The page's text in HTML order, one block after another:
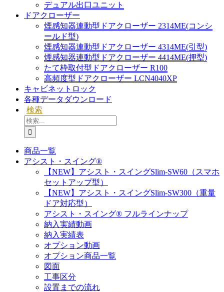
デュアル出口ユニット
ドアクローザー
煙感知器連動型ドアクローザー 2314ME(コンシ
ールド型)
煙感知器連動型ドアクローザー 4314ME(引型)
煙感知器連動型ドアクローザー 4414ME(押型)
たて枠取付型ドアクローザー R100
高頻度型ドアクローザー LCN4040XP
キャビネットロック
各種データダウンロード
検索
検
索
…
商品一覧
アシスト・スイング®
【NEW】アシスト・スイングSlim-SW60（スマホ
セットアップ型）
【NEW】アシスト・スイングSlim-SW300（重量
ドア対応型）
アシスト・スイング® フルラインナップ
納入実績動画
納入実績表
オプション動画
オプション商品一覧
図面
工事区分
設置までの流れ